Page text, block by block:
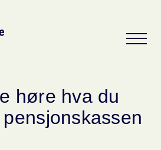
høre hva du